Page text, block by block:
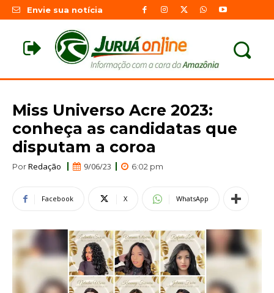
Envie sua notícia
Miss Universo Acre 2023:
conheça as candidatas que
disputam a coroa
PorRedação 9/06/23 6:02 pm
Facebook X WhatsApp